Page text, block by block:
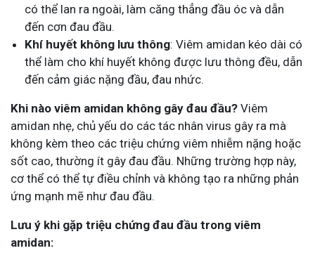
có thể lan ra ngoài, làm căng thẳng đầu óc và dẫn
đến cơn đau đầu.
Khí huyết không lưu thông: Viêm amidan kéo dài có
thể làm cho khí huyết không được lưu thông đều, dẫn
đến cảm giác nặng đầu, đau nhức.
Khi nào viêm amidan không gây đau đầu? Viêm
amidan nhẹ, chủ yếu do các tác nhân virus gây ra mà
không kèm theo các triệu chứng viêm nhiễm nặng hoặc
sốt cao, thường ít gây đau đầu. Những trường hợp này,
cơ thể có thể tự điều chỉnh và không tạo ra những phản
ứng mạnh mẽ như đau đầu.
Lưu ý khi gặp triệu chứng đau đầu trong viêm
amidan: